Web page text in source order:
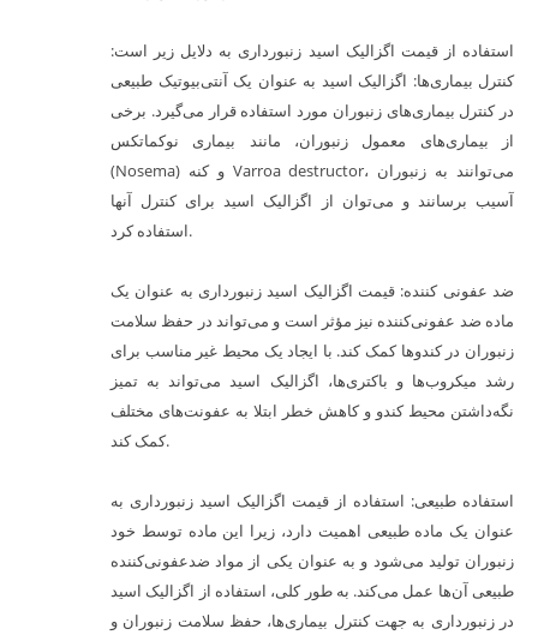
استفاده از قیمت اگزالیک اسید زنبورداری به دلایل زیر است:
کنترل بیماری‌ها: اگزالیک اسید به عنوان یک آنتی‌بیوتیک طبیعی
در کنترل بیماری‌های زنبوران مورد استفاده قرار می‌گیرد. برخی
از بیماری‌های معمول زنبوران، مانند بیماری نوکماتکس
(Nosema) و کنه Varroa destructor، می‌توانند به زنبوران
آسیب برسانند و می‌توان از اگزالیک اسید برای کنترل آنها
استفاده کرد.
ضد عفونی کننده: قیمت اگزالیک اسید زنبورداری به عنوان یک
ماده ضد عفونی‌کننده نیز مؤثر است و می‌تواند در حفظ سلامت
زنبوران در کندوها کمک کند. با ایجاد یک محیط غیر مناسب برای
رشد میکروب‌ها و باکتری‌ها، اگزالیک اسید می‌تواند به تمیز
نگه‌داشتن محیط کندو و کاهش خطر ابتلا به عفونت‌های مختلف
کمک کند.
استفاده طبیعی: استفاده از قیمت اگزالیک اسید زنبورداری به
عنوان یک ماده طبیعی اهمیت دارد، زیرا این ماده توسط خود
زنبوران تولید می‌شود و به عنوان یکی از مواد ضدعفونی‌کننده
طبیعی آن‌ها عمل می‌کند. به طور کلی، استفاده از اگزالیک اسید
در زنبورداری به جهت کنترل بیماری‌ها، حفظ سلامت زنبوران و